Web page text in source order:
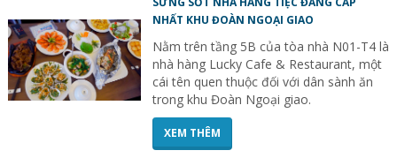
NHẤT KHU ĐOÀN NGOẠI GIAO
Nằm trên tầng 5B của tòa nhà N01-T4 là
nhà hàng Lucky Cafe & Restaurant, một
cái tên quen thuộc đối với dân sành ăn
trong khu Đoàn Ngoại giao.
XEM THÊM